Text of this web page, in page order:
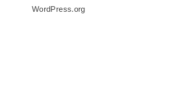
WordPress.org